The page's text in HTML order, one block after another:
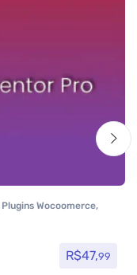
Plugins Wocoomerce,
R$47,99